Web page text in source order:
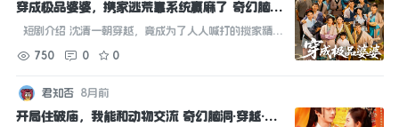
穿成极品婆婆，携家逃荒靠系统赢麻了 奇幻脑洞·
穿越·全86集 周逸辰&郑浩然&吕萌 1.1G [1.1GB]
短剧介绍 沈清一朝穿越，竟成为了人人喊打的搅家精婆
也命运多舛。更要命的是，水灾将至，全家面临逃荒。沈
750 0 0
君知否 8月前
开局住破庙，我能和动物交流 奇幻脑洞·穿越·全9